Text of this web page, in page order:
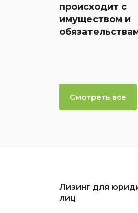
происходит с
имуществом и
Смотреть все
Лизинг для
лиц